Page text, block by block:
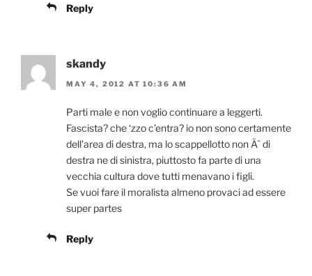
Reply
skandy
MAY 4, 2012 AT 10:36 AM
Parti male e non voglio continuare a leggerti.
Fascista? che ‘zzo c’entra? io non sono certamente
dell’area di destra, ma lo scappellotto non Ã¨ di
destra ne di sinistra, piuttosto fa parte di una
vecchia cultura dove tutti menavano i figli.
Se vuoi fare il moralista almeno provaci ad essere
super partes
Reply